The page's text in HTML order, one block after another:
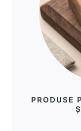
PRODUSE